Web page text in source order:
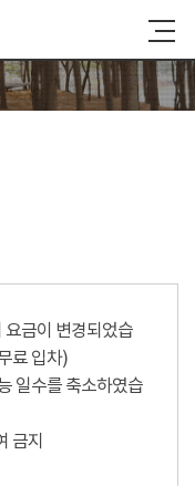
요금이 변경되었습
료 입차)
일수를 축소하였습
금지